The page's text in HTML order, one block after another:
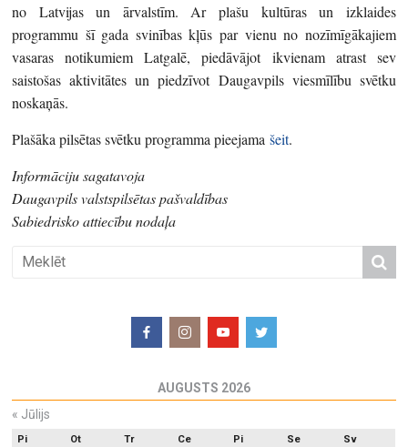
no Latvijas un ārvalstīm. Ar plašu kultūras un izklaides
programmu šī gada svinības kļūs par vienu no nozīmīgākajiem
vasaras notikumiem Latgalē, piedāvājot ikvienam atrast sev
saistošas aktivitātes un piedzīvot Daugavpils viesmīlību svētku
noskaņās.
Plašāka pilsētas svētku programma pieejamašeit.
Informāciju sagatavoja
Daugavpils valstspilsētas pašvaldības
Sabiedrisko attiecību nodaļa
AUGUSTS 2026
« Jūlijs
Pi Ot Tr Ce Pi Se Sv